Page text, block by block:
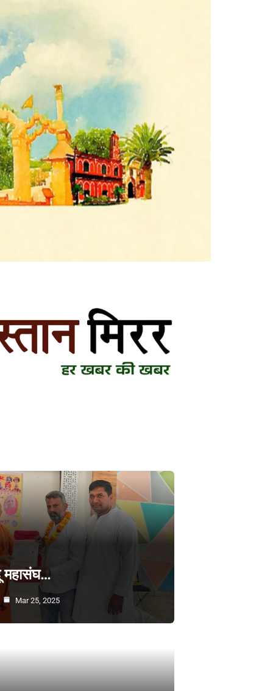
महासंघ…
Mar 25, 2025